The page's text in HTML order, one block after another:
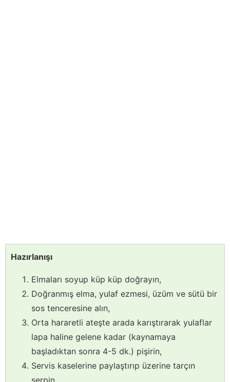
Hazırlanışı
Elmaları soyup küp küp doğrayın,
Doğranmış elma, yulaf ezmesi, üzüm ve sütü bir
sos tenceresine alın,
Orta hararetli ateşte arada karıştırarak yulaflar
lapa haline gelene kadar (kaynamaya
başladıktan sonra 4-5 dk.) pişirin,
Servis kaselerine paylaştırıp üzerine tarçın
serpin.